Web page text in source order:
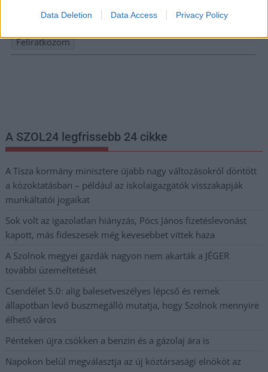
Data Deletion Data Access Privacy Policy
Megismertem és elfogadom aGDPR-szabályzatot
A SZOL24 legfrissebb 24 cikke
A Tisza kormány minisztere újabb nagy változásokról döntött
a közoktatásban – például az iskolaigazgatók visszakapják
munkáltatói jogaikat
Sok volt az igazolatlan hiányzás, Pócs János fizetéslevonást
kapott, más fideszesek még kevesebbet vittek haza
A Szolnok megyei gazdák nagyon nem akarták a JÉGER
további üzemeltetését
Csendélet 5.0: alig balesetveszélyes lépcső és remek
állapotban levő buszmegálló mutatja, hogy Szolnok mennyire
élhető város
Pénteken újra csökken a benzin és a gázolaj ára is
Napokon belül megválasztja az új köztársasági elnököt az